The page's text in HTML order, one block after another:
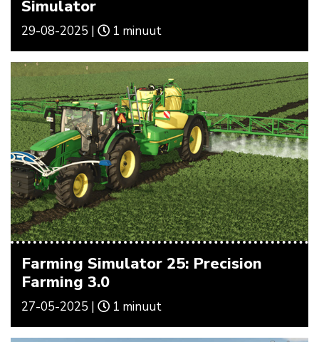
Simulator
29-08-2025 | 1 minuut
Farming Simulator 25: Precision
Farming 3.0
27-05-2025 | 1 minuut